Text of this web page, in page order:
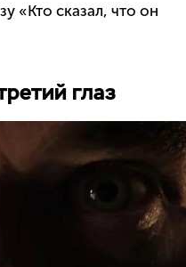
«Кто сказал, что он
глаз